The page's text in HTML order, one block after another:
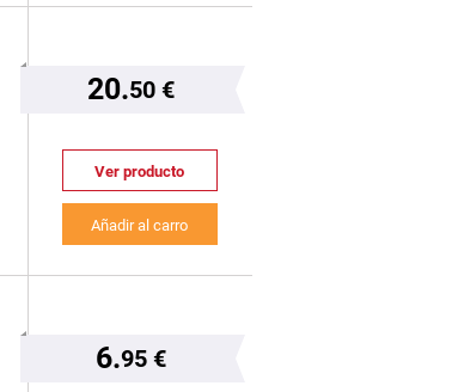
20.50 €
Ver producto
Añadir al carro
6.95 €